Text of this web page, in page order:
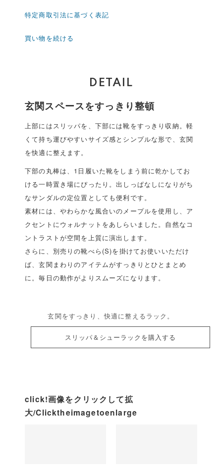
特定商取引法に基づく表記
買い物を続ける
DETAIL
玄関スペースをすっきり整頓
上部にはスリッパを、下部には靴をすっきり収納。軽
くて持ち運びやすいサイズ感とシンプルな形で、玄関
を快適に整えます。
下部の丸棒は、1日履いた靴をしまう前に乾かしてお
ける一時置き場にぴったり。出しっぱなしになりがち
なサンダルの定位置としても便利です。
素材には、やわらかな風合いのメープルを使用し、ア
クセントにウォルナットをあしらいました。自然なコ
ントラストが空間を上質に演出します。
さらに、別売りの靴べら(S)を掛けてお使いいただけ
ば、玄関まわりのアイテムがすっきりとひとまとめ
に。毎日の動作がよりスムーズになります。
玄関をすっきり、快適に整えるラック。
スリッパ＆シューラックを購入する
click!画像をクリックして拡
大/Clicktheimagetoenlarge